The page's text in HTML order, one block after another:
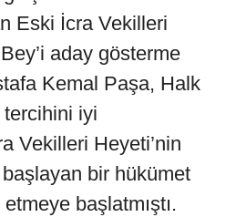
Eski İcra Vekilleri
aday gösterme
Kemal Paşa, Halk
tercihini iyi
Vekilleri Heyeti’nin
bir hükümet
başlatmıştı.